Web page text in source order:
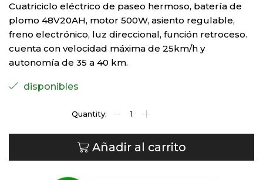
Cuatriciclo eléctrico de paseo hermoso, batería de
plomo 48V20AH, motor 500W, asiento regulable,
freno electrónico, luz direccional, función retroceso.
cuenta con velocidad máxima de 25km/h y
autonomía de 35 a 40 km.
disponibles
Añadir al carrito